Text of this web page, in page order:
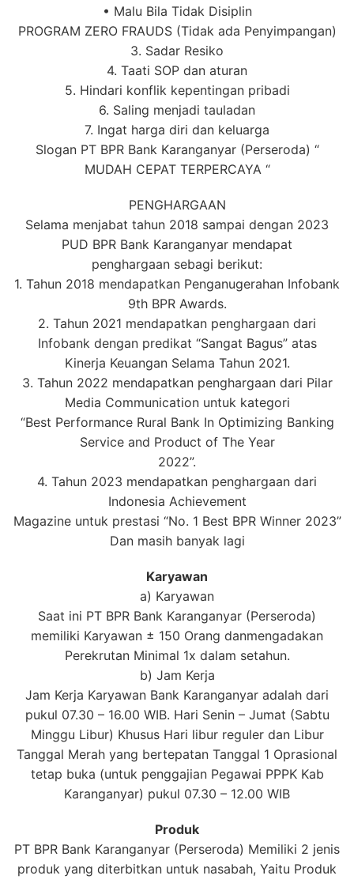
• Malu Bila Tidak Disiplin
PROGRAM ZERO FRAUDS (Tidak ada Penyimpangan)
3. Sadar Resiko
4. Taati SOP dan aturan
5. Hindari konflik kepentingan pribadi
6. Saling menjadi tauladan
7. Ingat harga diri dan keluarga
Slogan PT BPR Bank Karanganyar (Perseroda) “
MUDAH CEPAT TERPERCAYA “
PENGHARGAAN
Selama menjabat tahun 2018 sampai dengan 2023
PUD BPR Bank Karanganyar mendapat
penghargaan sebagi berikut:
1. Tahun 2018 mendapatkan Penganugerahan Infobank
9th BPR Awards.
2. Tahun 2021 mendapatkan penghargaan dari
Infobank dengan predikat “Sangat Bagus” atas
Kinerja Keuangan Selama Tahun 2021.
3. Tahun 2022 mendapatkan penghargaan dari Pilar
Media Communication untuk kategori
“Best Performance Rural Bank In Optimizing Banking
Service and Product of The Year
2022”.
4. Tahun 2023 mendapatkan penghargaan dari
Indonesia Achievement
Magazine untuk prestasi “No. 1 Best BPR Winner 2023”
Dan masih banyak lagi
Karyawan
a) Karyawan
Saat ini PT BPR Bank Karanganyar (Perseroda)
memiliki Karyawan ± 150 Orang danmengadakan
Perekrutan Minimal 1x dalam setahun.
b) Jam Kerja
Jam Kerja Karyawan Bank Karanganyar adalah dari
pukul 07.30 – 16.00 WIB. Hari Senin – Jumat (Sabtu
Minggu Libur) Khusus Hari libur reguler dan Libur
Tanggal Merah yang bertepatan Tanggal 1 Oprasional
tetap buka (untuk penggajian Pegawai PPPK Kab
Karanganyar) pukul 07.30 – 12.00 WIB
Produk
PT BPR Bank Karanganyar (Perseroda) Memiliki 2 jenis
produk yang diterbitkan untuk nasabah, Yaitu Produk